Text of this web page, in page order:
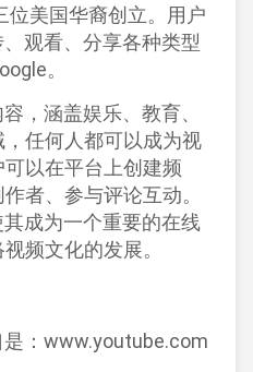
位美国华裔创立。用户
观看、分享各种类型
。
，涵盖娱乐、教育、
任何人都可以成为视
以在平台上创建频
者、参与评论互动。
成为一个重要的在线
频文化的发展。
：www.youtube.com